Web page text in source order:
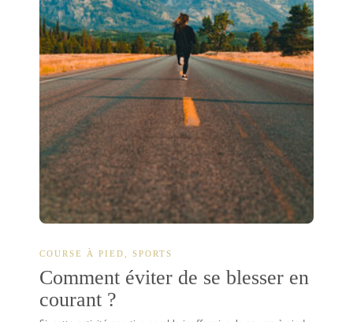
COURSE À PIED SPORTS
Comment éviter de se blesser en
courant ?